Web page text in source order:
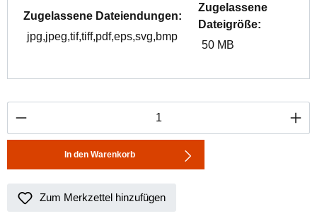
Zugelassene Dateiendungen:
jpg,jpeg,tif,tiff,pdf,eps,svg,bmp
Zugelassene
Dateigröße:
50 MB
Produkt Anzahl: Gib den gewünschten
In den Warenkorb
Zum Merkzettel hinzufügen